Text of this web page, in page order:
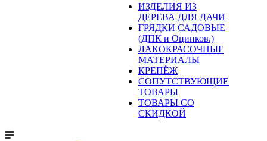
ИЗДЕЛИЯ ИЗ
ДЕРЕВА ДЛЯ ДАЧИ
ГРЯДКИ САДОВЫЕ
(ДПК и Оцинков.)
ЛАКОКРАСОЧНЫЕ
МАТЕРИАЛЫ
КРЕПЁЖ
СОПУТСТВУЮЩИЕ
ТОВАРЫ
ТОВАРЫ СО
СКИДКОЙ